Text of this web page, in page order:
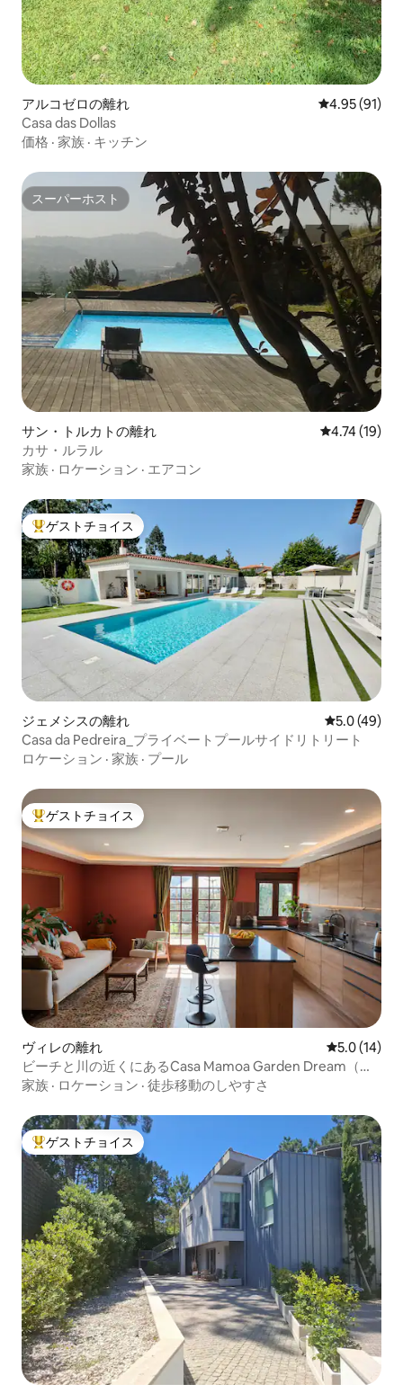
アルコゼロの離れ レビュー91
4.95 (91)
Casa das Dollas
価格 · 家族 · キッチン
スーパーホスト
スーパーホスト
サン・トルカトの離れ レビュー19
4.74 (19)
カサ・ルラル
家族 · ロケーション · エアコン
大好評のゲストチョイスです。
ゲストチョイス
ジェメシスの離れ レビュー49
5.0 (49)
Casa da Pedreira_プライベートプールサイドリトリート
ロケーション · 家族 · プール
大好評のゲストチョイスです。
ゲストチョイス
ヴィレの離れ レビュー14
5.0 (14)
ビーチと川の近くにあるCasa Mamoa Garden Dream（サ
ウナ付き）
家族 · ロケーション · 徒歩移動のしやすさ
大好評のゲストチョイスです。
ゲストチョイス